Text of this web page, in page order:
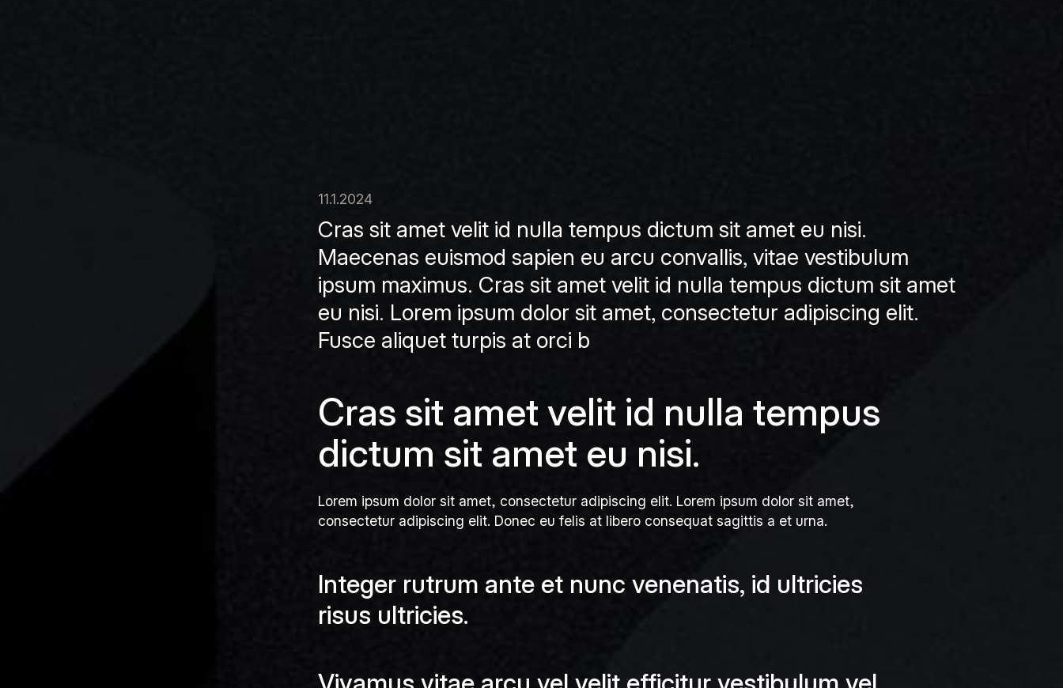
11.1.2024
Cras sit amet velit id nulla tempus dictum sit amet eu nisi.
Maecenas euismod sapien eu arcu convallis, vitae vestibulum
ipsum maximus. Cras sit amet velit id nulla tempus dictum sit amet
eu nisi. Lorem ipsum dolor sit amet, consectetur adipiscing elit.
Fusce aliquet turpis at orci b
Cras sit amet velit id nulla tempus
dictum sit amet eu nisi.
Lorem ipsum dolor sit amet, consectetur adipiscing elit. Lorem ipsum dolor sit amet,
consectetur adipiscing elit. Donec eu felis at libero consequat sagittis a et urna.
Integer rutrum ante et nunc venenatis, id ultricies
risus ultricies.